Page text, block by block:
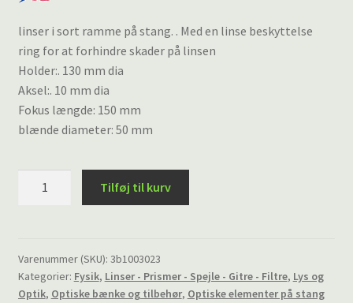
linser i sort ramme på stang. . Med en linse beskyttelse
ring for at forhindre skader på linsen
Holder:. 130 mm dia
Aksel:. 10 mm dia
Fokus længde: 150 mm
blænde diameter: 50 mm
f
=
+100
Tilføj til kurv
Varenummer (SKU): 3b1003023
Kategorier: Fysik, Linser - Prismer - Spejle - Gitre - Filtre, Lys og
Optik, Optiske bænke og tilbehør, Optiske elementer på stang